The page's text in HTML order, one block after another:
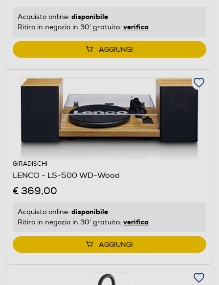
Acquisto online: disponibile
Ritiro in negozio in 30' gratuito: verifica
AGGIUNGI
GIRADISCHI
LENCO - LS-500 WD-Wood
€ 369,00
Acquisto online: disponibile
Ritiro in negozio in 30' gratuito: verifica
AGGIUNGI